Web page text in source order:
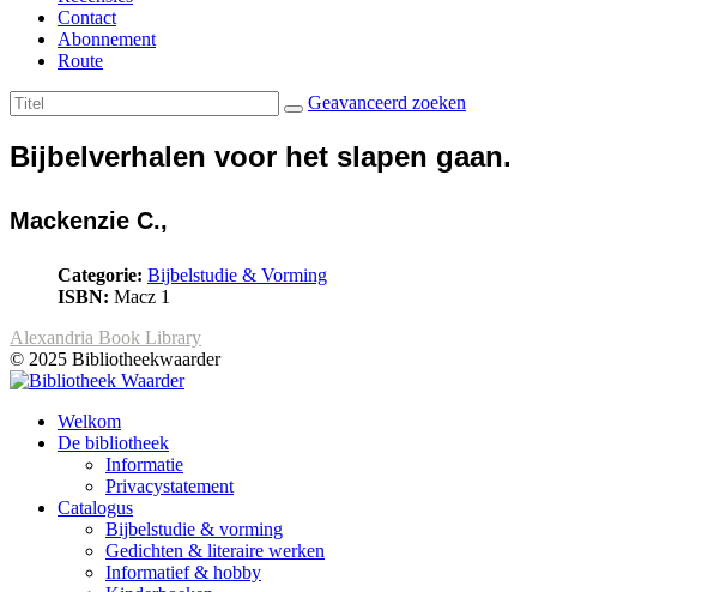
Contact
Abonnement
Route
Geavanceerd zoeken
Bijbelverhalen voor het slapen gaan.
Mackenzie C.,
Categorie: Bijbelstudie & Vorming
ISBN: Macz 1
Alexandria Book Library
© 2025 Bibliotheekwaarder
Welkom
De bibliotheek
Informatie
Privacystatement
Catalogus
Bijbelstudie & vorming
Gedichten & literaire werken
Informatief & hobby